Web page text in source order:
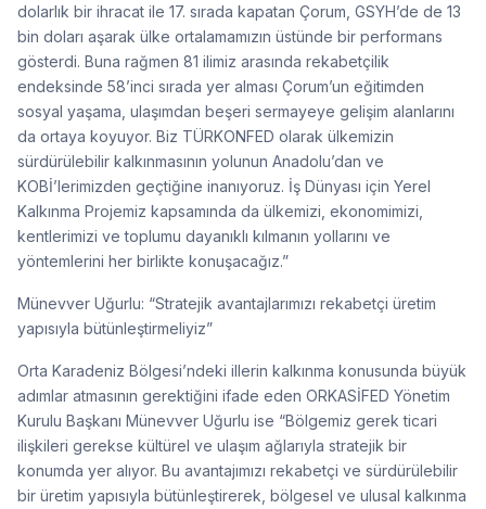
dolarlık bir ihracat ile 17. sırada kapatan Çorum, GSYH’de de 13
bin doları aşarak ülke ortalamamızın üstünde bir performans
gösterdi. Buna rağmen 81 ilimiz arasında rekabetçilik
endeksinde 58’inci sırada yer alması Çorum’un eğitimden
sosyal yaşama, ulaşımdan beşeri sermayeye gelişim alanlarını
da ortaya koyuyor. Biz TÜRKONFED olarak ülkemizin
sürdürülebilir kalkınmasının yolunun Anadolu’dan ve
KOBİ’lerimizden geçtiğine inanıyoruz. İş Dünyası için Yerel
Kalkınma Projemiz kapsamında da ülkemizi, ekonomimizi,
kentlerimizi ve toplumu dayanıklı kılmanın yollarını ve
yöntemlerini her birlikte konuşacağız.”
Münevver Uğurlu: “Stratejik avantajlarımızı rekabetçi üretim
yapısıyla bütünleştirmeliyiz”
Orta Karadeniz Bölgesi’ndeki illerin kalkınma konusunda büyük
adımlar atmasının gerektiğini ifade eden ORKASİFED Yönetim
Kurulu Başkanı Münevver Uğurlu ise “Bölgemiz gerek ticari
ilişkileri gerekse kültürel ve ulaşım ağlarıyla stratejik bir
konumda yer alıyor. Bu avantajımızı rekabetçi ve sürdürülebilir
bir üretim yapısıyla bütünleştirerek, bölgesel ve ulusal kalkınma